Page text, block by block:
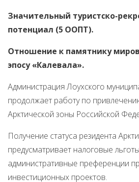
Значительный туристско-
потенциал (5 ООПТ).
Отношение к памятнику
эпосу «Калевала».
Администрация Лоухского
продолжает работу по
Арктической зоны Российской
Получение статуса резидента
предусматривает налоговые
административные преференции
инвестиционных проектов.